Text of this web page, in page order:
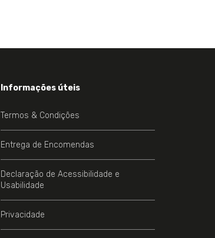
Informações úteis
Termos & Condições
Entrega de Encomendas
Declaração de Acessibilidade e
Usabilidade
Privacidade